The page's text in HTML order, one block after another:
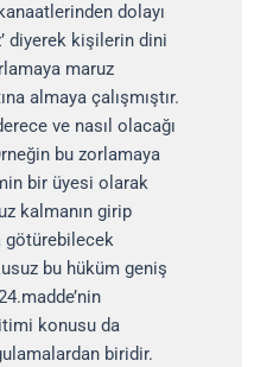
dolayı
diyerek kişilerin dini
maruz
almaya çalışmıştır.
ve nasıl olacağı
bu zorlamaya
bir üyesi olarak
kalmanın girip
götürebilecek
bu hüküm geniş
konusu da
biridir.